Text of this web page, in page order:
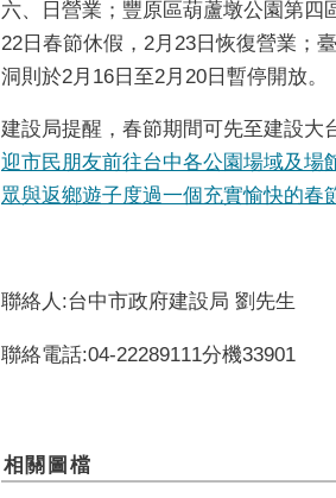
六、日營業；豐原區葫蘆墩公園第四
22日春節休假，2月23日恢復營業；
洞則於2月16日至2月20日暫停開放。
建設局提醒，春節期間可先至建設大
迎市民朋友前往台中各公園場域及場
眾與返鄉遊子度過一個充實愉快的春
聯絡人:台中市政府建設局 劉先生
聯絡電話:04-22289111分機33901
相關圖檔